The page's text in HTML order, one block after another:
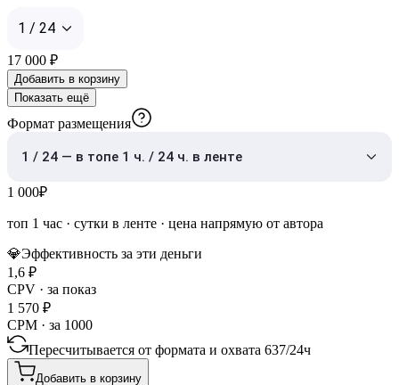
1 / 24
17 000 ₽
Добавить в корзину
Показать ещё
Формат размещения
1 / 24 — в топе 1 ч. / 24 ч. в ленте
1 000₽
топ 1 час · сутки в ленте · цена напрямую от автора
💎Эффективность за эти деньги
1,6 ₽
CPV · за показ
1 570 ₽
CPM · за 1000
Пересчитывается от формата и охвата 637/24ч
Добавить в корзину